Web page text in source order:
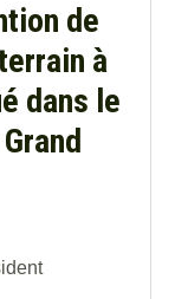
de
à
dans le